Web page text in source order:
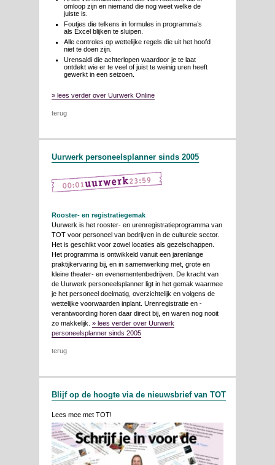
omloop zijn en niemand die nog weet welke de
juiste is.
Foutjes die telkens in formules in programma’s
als Excel blijken te sluipen.
Alle controles op wettelijke regels die uit het hoofd
niet te doen zijn.
Urensaldi die achterlopen waardoor je te laat
ontdekt wie er te veel of juist te weinig uren heeft
gewerkt in een seizoen.
» lees verder over Uurwerk Online
terug
Uurwerk personeelsplanner sinds 2005
Rooster- en registratiegemak
Uurwerk is het rooster- en urenregistratieprogramma van
TOT voor personeel van bedrijven in de culturele sector.
Het is geschikt voor zowel locaties als gezelschappen.
Het programma is ontwikkeld vanuit een jarenlange
praktijkervaring bij, en in samenwerking met, grote en
kleine theater- en evenementenbedrijven. De kracht van
de Uurwerk personeelsplanner ligt in het gemak waarmee
je het personeel doelmatig, overzichtelijk en volgens de
wettelijke voorwaarden inplant. Urenregistratie en -
verantwoording horen daar direct bij, en waren nog nooit
zo makkelijk. » lees verder over Uurwerk
personeelsplanner sinds 2005
terug
Blijf op de hoogte via de nieuwsbrief van TOT
Lees mee met TOT!